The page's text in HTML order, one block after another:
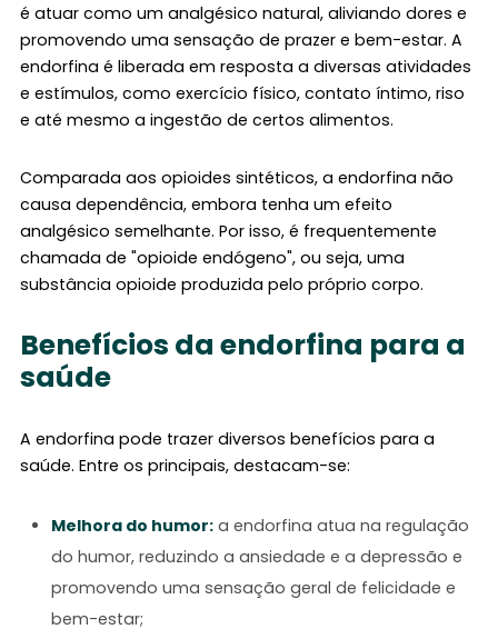
é atuar como um analgésico natural, aliviando dores e
promovendo uma sensação de prazer e bem-estar. A
endorfina é liberada em resposta a diversas atividades
e estímulos, como exercício físico, contato íntimo, riso
e até mesmo a ingestão de certos alimentos.
Comparada aos opioides sintéticos, a endorfina não
causa dependência, embora tenha um efeito
analgésico semelhante. Por isso, é frequentemente
chamada de "opioide endógeno", ou seja, uma
substância opioide produzida pelo próprio corpo.
Benefícios da endorfina para a
saúde
A endorfina pode trazer diversos benefícios para a
saúde. Entre os principais, destacam-se:
Melhora do humor: a endorfina atua na regulação
do humor, reduzindo a ansiedade e a depressão e
promovendo uma sensação geral de felicidade e
bem-estar;